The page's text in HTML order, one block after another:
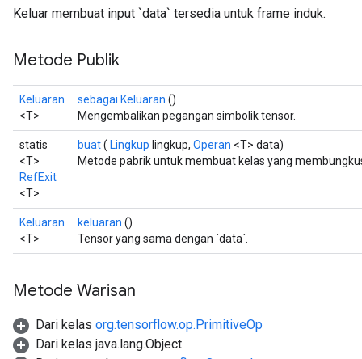
Keluar membuat input `data` tersedia untuk frame induk.
Metode Publik
Keluaran
<T>
sebagai Keluaran ()
Mengembalikan pegangan simbolik tensor.
statis
<T>
RefExit
<T>
buat( Lingkup lingkup, Operan <T> data)
Metode pabrik untuk membuat kelas yang
Keluaran
<T>
keluaran ()
Tensor yang sama dengan `data`.
Metode Warisan
Dari kelas org.tensorflow.op.PrimitiveOp
Dari kelas java.lang.Object